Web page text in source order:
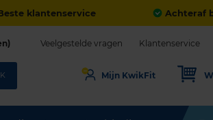
klantenservice Achteraf
Veelgestelde vragen Klantenservice
Mijn KwikFit